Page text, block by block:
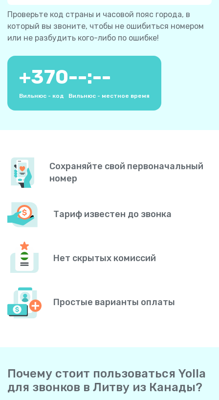
Проверьте код страны и часовой пояс города, в
который вы звоните, чтобы не ошибиться номером
или не разбудить кого-либо по ошибке!
+370
Вильнюс - код
--:--
Вильнюс - местное время
Сохраняйте свой первоначальный
номер
Тариф известен до звонка
Нет скрытых комиссий
Простые варианты оплаты
Почему стоит пользоваться Yolla
для звонков в Литву из Канады?